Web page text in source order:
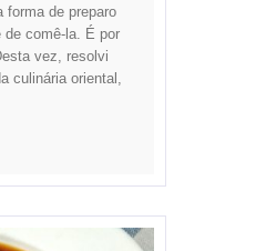
forma de preparo
de comê-la. É por
vez, resolvi
culinária oriental,